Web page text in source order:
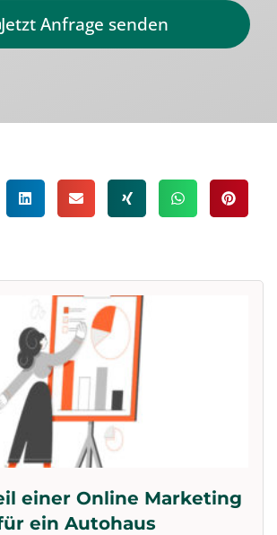
Jetzt Anfrage senden
einer Online Marketing
ein Autohaus